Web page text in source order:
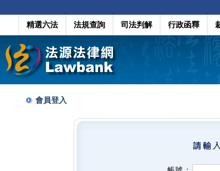
精選六法 法規查詢 司法判解 行政函釋
會員登入